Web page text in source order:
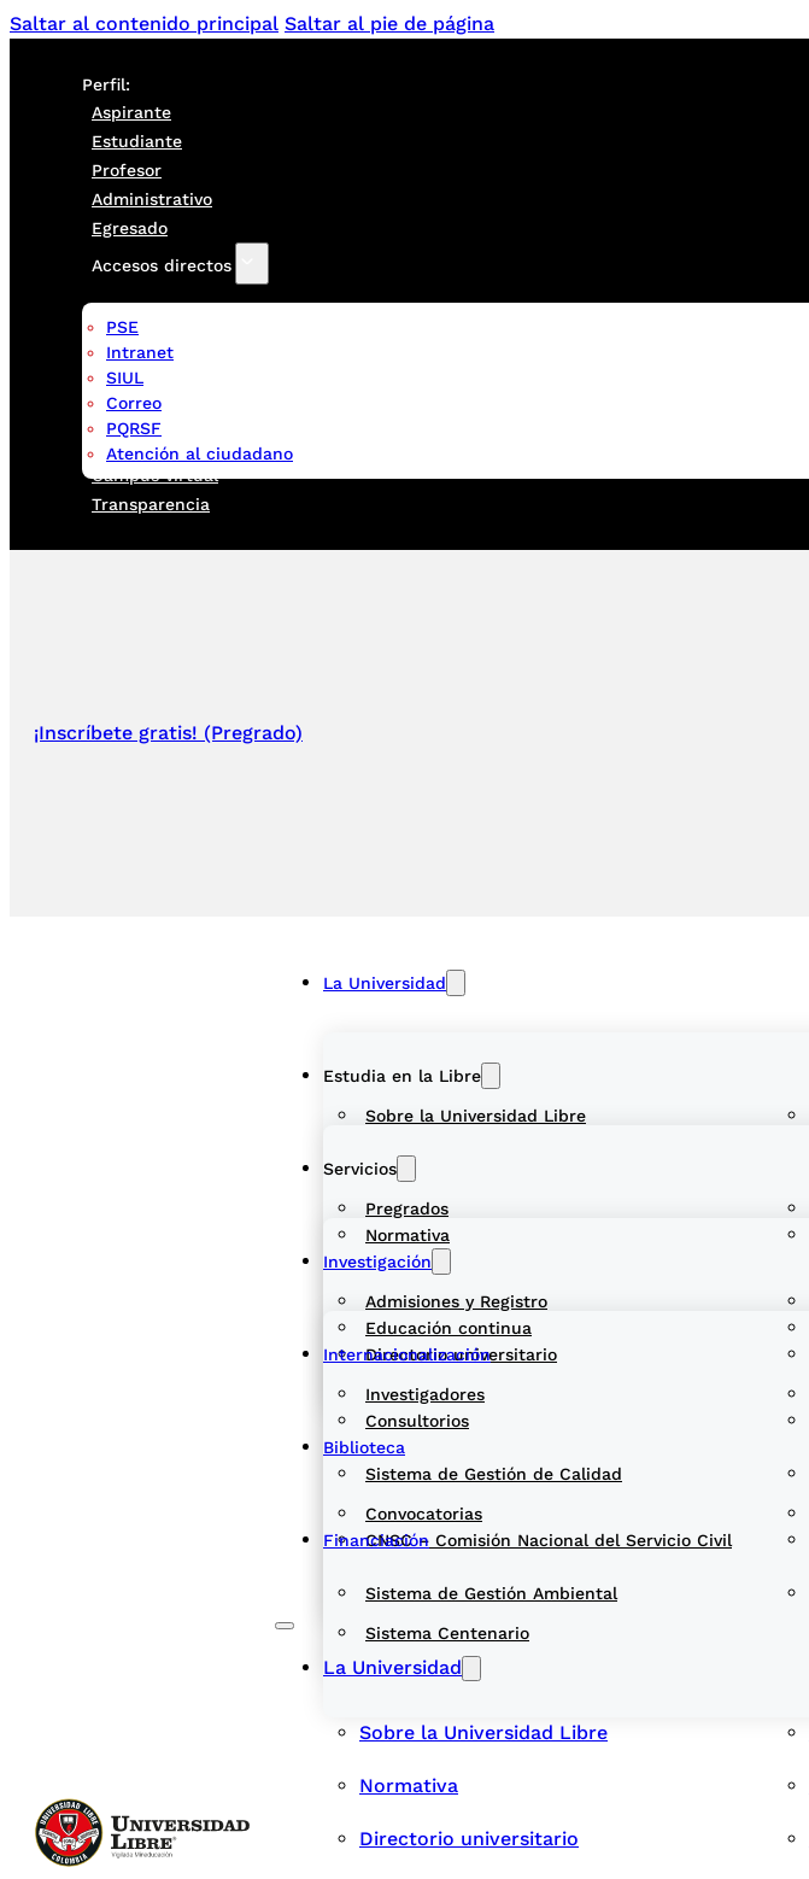
Saltar al contenido principal Saltar al pie de página
Perfil:
Aspirante
Estudiante
Profesor
Administrativo
Egresado
Accesos directos
PSE
Intranet
SIUL
Correo
PQRSF
Atención al ciudadano
Campus virtual
Transparencia
¡Inscríbete gratis! (Pregrado)
La Universidad
Sobre la Universidad Libre
Normativa
Directorio universitario
Sistema de Gestión de Calidad
Sistema de Gestión Ambiental
Estudia en la Libre
Pregrados
Educación continua
Servicios
Admisiones y Registro
Consultorios
CNSC – Comisión Nacional del Servicio Civil
Investigación
Investigadores
Convocatorias
Sistema Centenario
Internacionalización
Biblioteca
Financiación
La Universidad
Sobre la Universidad Libre
Normativa
Directorio universitario